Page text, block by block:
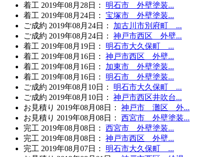
着工 2019年08月28日 ：
明石市 外壁塗装...
着工 2019年08月24日 ：
宝塚市 外壁塗装...
ご成約 2019年08月24日 ：
加古川市別府町 ...
ご成約 2019年08月24日 ：
神戸市西区 外壁...
着工 2019年08月19日 ：
明石市大久保町 ...
着工 2019年08月16日 ：
神戸市西区 外壁...
着工 2019年08月16日 ：
加東市 外壁塗装...
着工 2019年08月16日 ：
明石市 外壁塗装...
ご成約 2019年08月10日 ：
明石市大久保町 ...
ご成約 2019年08月10日 ：
神戸市西区井吹台...
お見積り 2019年08月08日 ：
神戸市 灘区 外...
お見積り 2019年08月08日 ：
西宮市 外壁塗装...
完工 2019年08月08日 ：
西宮市 外壁塗装...
完工 2019年08月08日 ：
神戸市西区 外壁...
完工 2019年08月07日 ：
明石市大久保町 ...